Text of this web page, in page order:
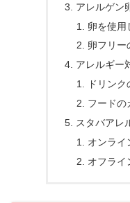
アレルゲン
卵を使用
卵フリー
アレルギー
ドリン
フードの
スタバアレ
オンライ
オフライ